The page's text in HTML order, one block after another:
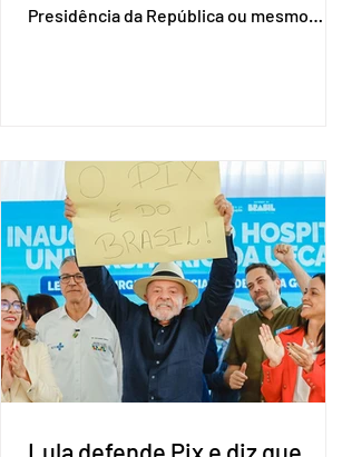
Presidência da República ou mesmo
formação de alianças no âmbito local. A
ideia, segundo o partido, é focar na
eleição de governadores e deputados
estaduais, além de fortalecer a bancada
no Congresso Nacional, com senad
Lula defende Pix e diz que